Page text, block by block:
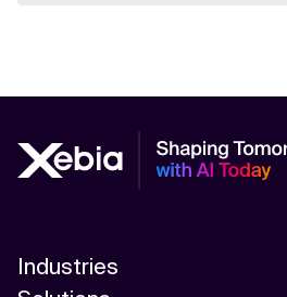
Industries